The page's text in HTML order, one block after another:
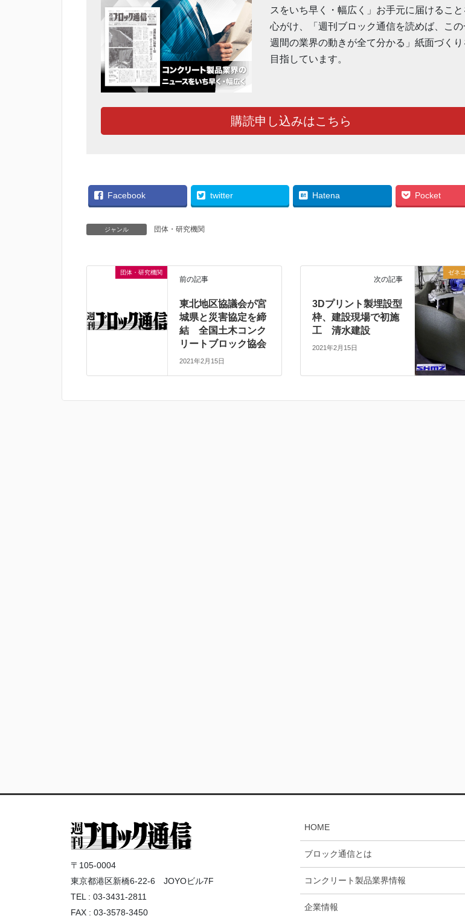
スをいち早く・幅広く」お手元に届けること
心がけ、「週刊ブロック通信を読めば、この
週間の業界の動きが全て分かる」紙面づくり
目指しています。
購読申し込みはこちら
Facebook twitter Hatena Pocket
ジャンル 団体・研究機関
団体・研究機関
前の記事
東北地区協議会が宮
城県と災害協定を締
結 全国土木コンク
リートブロック協会
2021年2月15日
ゼネ
次の記事
3Dプリント製埋設型
枠、建設現場で初施
工 清水建設
2021年2月15日
〒105-0004
東京都港区新橋6-22-6 JOYOビル7F
TEL : 03-3431-2811
FAX : 03-3578-3450
HOME
ブロック通信とは
コンクリート製品業界情報
企業情報